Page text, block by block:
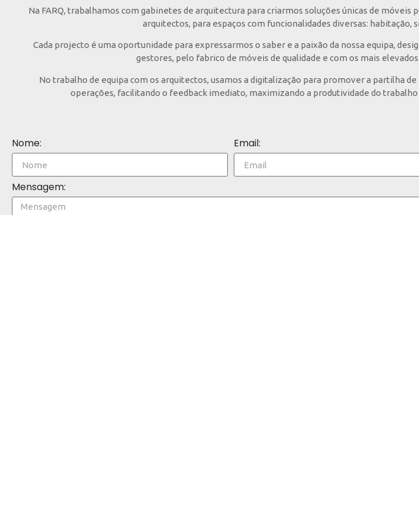
Na FARQ, trabalhamos com gabinetes de arquitectura para criarmos soluções únicas de móveis
arquitectos, para espaços com funcionalidades diversas: habitação,
Cada projecto é uma oportunidade para expressarmos o saber e a paixão da nossa equipa,
gestores, pelo fabrico de móveis de qualidade e com os mais
No trabalho de equipa com os arquitectos, usamos a digitalização para promover a partilha
operações, facilitando o feedback imediato, maximizando a produtividade do
Nome: Email:
Mensagem: